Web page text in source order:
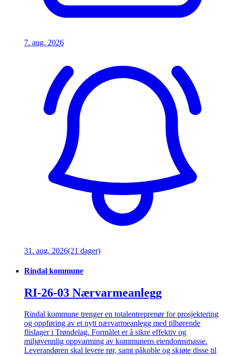
7. aug. 2026
31. aug. 2026(21 dager)
Rindal kommune
RI-26-03 Nærvarmeanlegg
Rindal kommune trenger en totalentreprenør for prosjektering
og oppføring av et nytt nærvarmeanlegg med tilhørende
flislager i Trøndelag. Formålet er å sikre effektiv og
miljøvennlig oppvarming av kommunens eiendomsmasse.
Leverandøren skal levere rør, samt påkoble og skjøte disse til